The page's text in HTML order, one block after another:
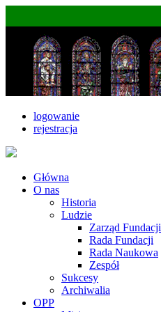
logowanie
rejestracja
Główna
O nas
Historia
Ludzie
Zarząd Fundacji
Rada Fundacji
Rada Naukowa
Zespół
Sukcesy
Archiwalia
OPP